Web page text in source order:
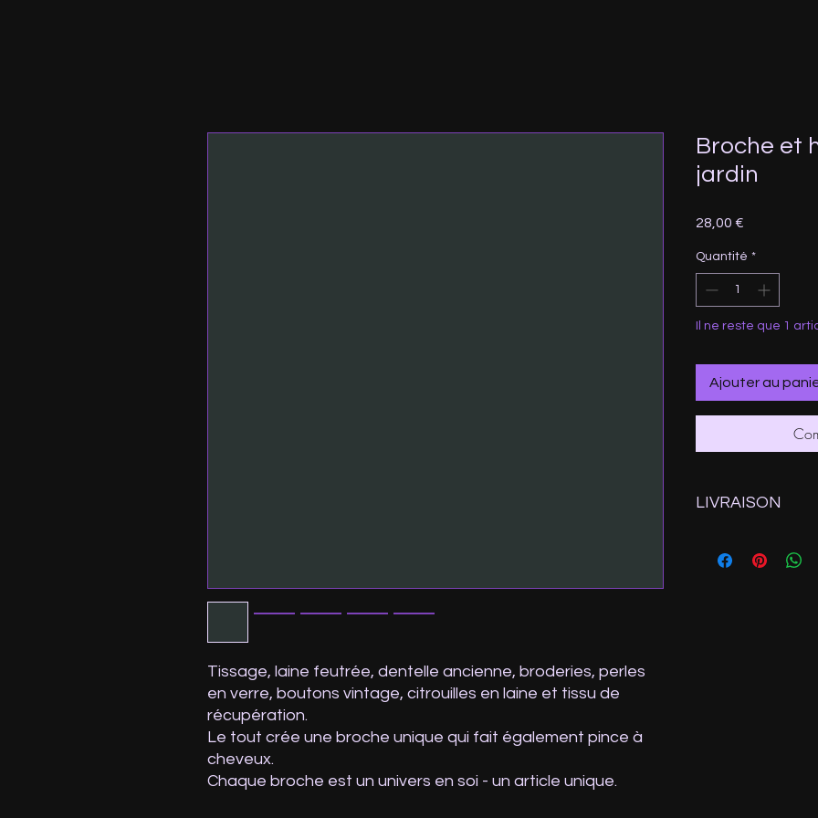
Tissage, laine feutrée, dentelle ancienne, broderies, perles
en verre, boutons vintage, citrouilles en laine et tissu de
récupération.
Le tout crée une broche unique qui fait également pince à
cheveux.
Chaque broche est un univers en soi - un article unique.
Broche et
jardin
28,00 €
Quantité *
Il ne reste que 1
Ajouter au
LIVRAISON
Ps: Si vous